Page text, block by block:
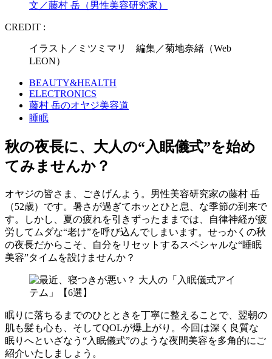
文／藤村 岳（男性美容研究家）
CREDIT :
イラスト／ミツミマリ 編集／菊地奈緒（Web
LEON）
BEAUTY&HEALTH
ELECTRONICS
藤村 岳のオヤジ美容道
睡眠
秋の夜長に、大人の“入眠儀式”を始め
てみませんか？
オヤジの皆さま、ごきげんよう。男性美容研究家の藤村 岳
（52歳）です。暑さが過ぎてホッとひと息、な季節の到来で
す。しかし、夏の疲れを引きずったままでは、自律神経が疲
労してムダな“老け”を呼び込んでしまいます。せっかくの秋
の夜長だからこそ、自分をリセットするスペシャルな“睡眠
美容”タイムを設けませんか？
眠りに落ちるまでのひとときを丁寧に整えることで、翌朝の
肌も髪も心も、そしてQOLが爆上がり。今回は深く良質な
眠りへといざなう“入眠儀式”のような夜間美容を多角的にご
紹介いたしましょう。